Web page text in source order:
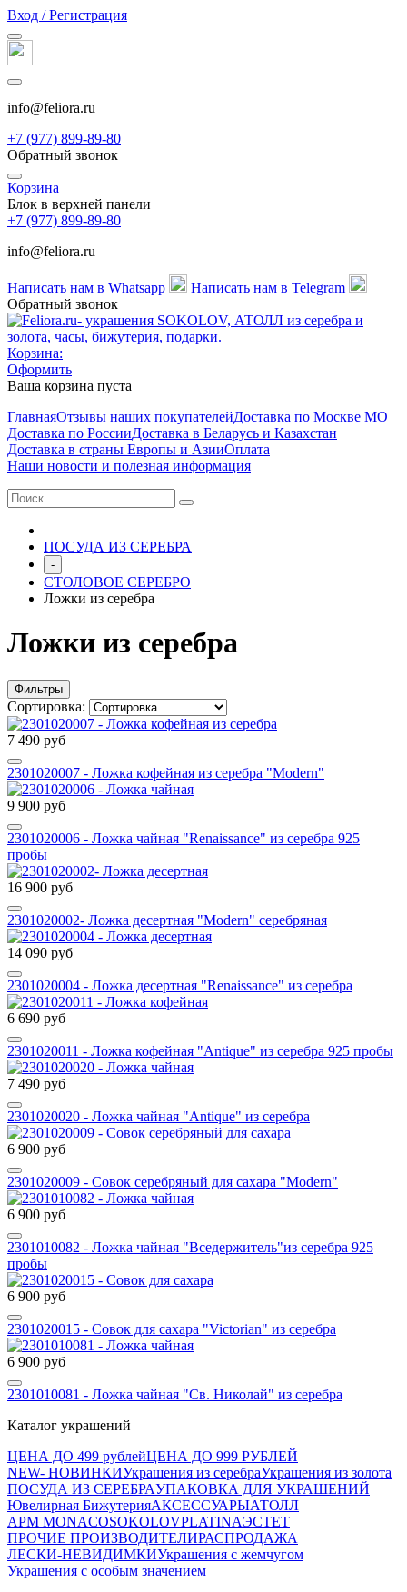
Вход / Регистрация
info@feliora.ru
+7 (977) 899-89-80
Обратный звонок
Корзина
Блок в верхней панели
+7 (977) 899-89-80
info@feliora.ru
Написать нам в Whatsapp
Написать нам в Telegram
Обратный звонок
Корзина:
Оформить
Ваша корзина пуста
ГлавнаяОтзывы наших покупателейДоставка по Москве МО
Доставка по РоссииДоставка в Беларусь и Казахстан
Доставка в страны Европы и АзииОплата
Наши новости и полезная информация
ПОСУДА ИЗ СЕРЕБРА
-
СТОЛОВОЕ СЕРЕБРО
Ложки из серебра
Ложки из серебра
Фильтры
Сортировка:
7 490 руб
2301020007 - Ложка кофейная из серебра "Modern"
9 900 руб
2301020006 - Ложка чайная "Renaissance" из серебра 925
пробы
16 900 руб
2301020002- Ложка десертная "Modern" серебряная
14 090 руб
2301020004 - Ложка десертная "Renaissance" из серебра
6 690 руб
2301020011 - Ложка кофейная "Antique" из серебра 925 пробы
7 490 руб
2301020020 - Ложка чайная "Antique" из серебра
6 900 руб
2301020009 - Совок серебряный для сахара "Modern"
6 900 руб
2301010082 - Ложка чайная "Вседержитель"из серебра 925
пробы
6 900 руб
2301020015 - Совок для сахара "Victorian" из серебра
6 900 руб
2301010081 - Ложка чайная "Св. Николай" из серебра
Каталог украшений
ЦЕНА ДО 499 рублейЦЕНА ДО 999 РУБЛЕЙ
NEW- НОВИНКИУкрашения из серебраУкрашения из золота
ПОСУДА ИЗ СЕРЕБРАУПАКОВКА ДЛЯ УКРАШЕНИЙ
Ювелирная БижутерияАКСЕССУАРЫАТОЛЛ
APM MONACOSOKOLOVPLATINAЭСТЕТ
ПРОЧИЕ ПРОИЗВОДИТЕЛИРАСПРОДАЖА
ЛЕСКИ-НЕВИДИМКИУкрашения с жемчугом
Украшения с особым значением